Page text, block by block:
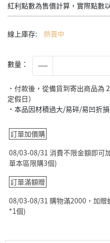
紅利點數為售價計算，實際點數
線上庫存: 熱賣中
數量：
˙付款後，從備貨到寄出商品為
定假日）
˙本品因材積過大/易碎/易凹折
訂單加價購
08/03-08/31 消費不限金額即可
單本區限購3個)
訂單滿額贈
08/03-08/31 購物滿2000，加贈
*1個)